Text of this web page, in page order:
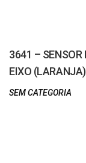
3641 – SENSOR
EIXO
SEM CATEGORIA